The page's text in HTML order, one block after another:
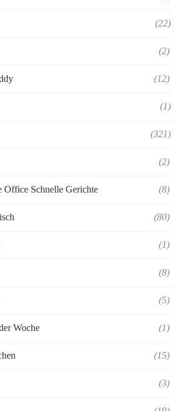
(22)
(2)
(12)
(1)
(321)
(2)
Office Schnelle Gerichte (8)
(80)
(1)
(8)
(5)
Woche (1)
(15)
(3)